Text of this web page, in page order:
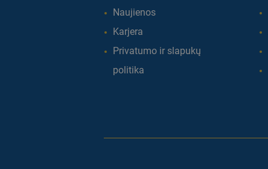
Naujienos
Karjera
Privatumo ir slapukų
politika